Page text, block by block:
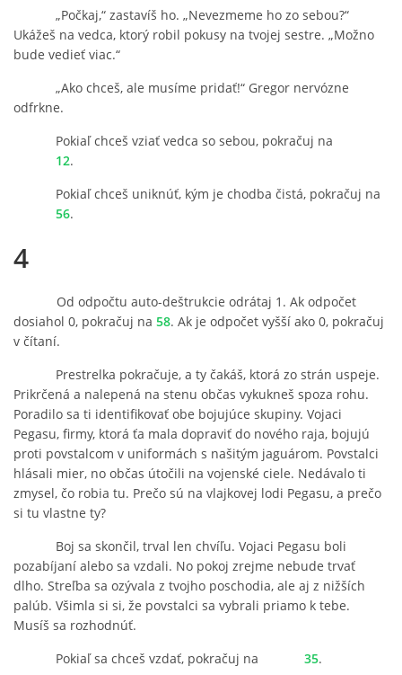
„Počkaj,“ zastavíš ho. „Nevezmeme ho zo sebou?“
Ukážeš na vedca, ktorý robil pokusy na tvojej sestre. „Možno
bude vedieť viac.“
„Ako chceš, ale musíme pridať!“ Gregor nervózne
odfrkne.
Pokiaľ chceš vziať vedca so sebou, pokračuj na
12.
Pokiaľ chceš uniknúť, kým je chodba čistá, pokračuj na
56.
4
Od odpočtu auto-deštrukcie odrátaj 1. Ak odpočet
dosiahol 0, pokračuj na 58. Ak je odpočet vyšší ako 0, pokračuj
v čítaní.
Prestrelka pokračuje, a ty čakáš, ktorá zo strán uspeje.
Prikrčená a nalepená na stenu občas vykukneš spoza rohu.
Poradilo sa ti identifikovať obe bojujúce skupiny. Vojaci
Pegasu, firmy, ktorá ťa mala dopraviť do nového raja, bojujú
proti povstalcom v uniformách s našitým jaguárom. Povstalci
hlásali mier, no občas útočili na vojenské ciele. Nedávalo ti
zmysel, čo robia tu. Prečo sú na vlajkovej lodi Pegasu, a prečo
si tu vlastne ty?
Boj sa skončil, trval len chvíľu. Vojaci Pegasu boli
pozabíjaní alebo sa vzdali. No pokoj zrejme nebude trvať
dlho. Streľba sa ozývala z tvojho poschodia, ale aj z nižších
palúb. Všimla si si, že povstalci sa vybrali priamo k tebe.
Musíš sa rozhodnúť.
Pokiaľ sa chceš vzdať, pokračuj na
35.